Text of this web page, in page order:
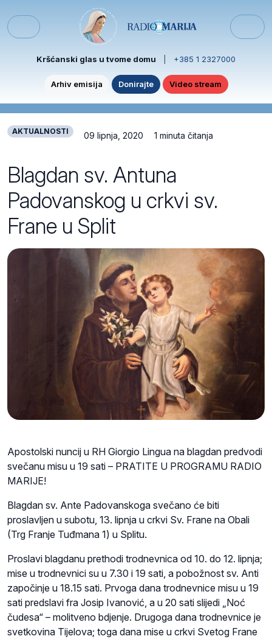
Menu
Kršćanski glas u tvome domu +385 1 2327000
Arhiv emisija Donirajte Video stream
AKTUALNOSTI 09 lipnja, 2020 1 minuta čitanja
Blagdan sv. Antuna
Padovanskog u crkvi sv.
Frane u Split
Apostolski nuncij u RH Giorgio Lingua na blagdan predvodi
svečanu misu u 19 sati – PRATITE U PROGRAMU RADIO
MARIJE!
Blagdan sv. Ante Padovanskoga svečano će biti
proslavljen u subotu, 13. lipnja u crkvi Sv. Frane na Obali
(Trg Franje Tuđmana 1) u Splitu.
Proslavi blagdanu prethodi trodnevnica od 10. do 12. lipnja;
mise u trodnevnici su u 7.30 i 19 sati, a pobožnost sv. Anti
započinje u 18.15 sati. Prvoga dana trodnevnice misu u 19
sati predslavi fra Josip Ivanović, a u 20 sati slijedi „Noć
čudesa“ – molitveno bdjenje. Drugoga dana trodnevnice je
svetkovina Tijelova; toga dana mise u crkvi Svetog Frane